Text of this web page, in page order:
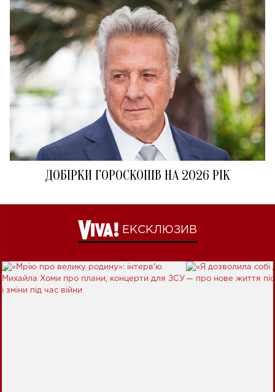
ДОБІРКИ ГОРОСКОПІВ НА 2026 РІК
ЕКСКЛЮЗИВ